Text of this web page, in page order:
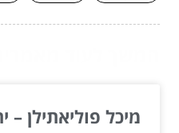
מיכל פוליאתילן –